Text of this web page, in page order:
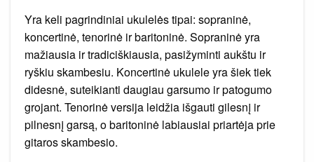
Yra keli pagrindiniai ukulelės tipai: sopraninė,
koncertinė, tenorinė ir baritoninė. Sopraninė yra
mažiausia ir tradiciškiausia, pasižyminti aukštu ir
ryškiu skambesiu. Koncertinė ukulele yra šiek tiek
didesnė, suteikianti daugiau garsumo ir patogumo
grojant. Tenorinė versija leidžia išgauti gilesnį ir
pilnesnį garsą, o baritoninė labiausiai priartėja prie
gitaros skambesio.